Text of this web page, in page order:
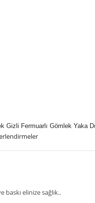
Gizli Fermuarlı Gömlek Yaka
baskı elinize sağlık..